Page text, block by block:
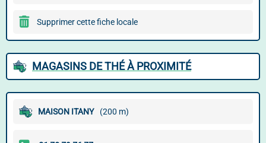
Supprimer cette fiche locale
MAGASINS DE THÉ À PROXIMITÉ
MAISON ITANY (200 m)